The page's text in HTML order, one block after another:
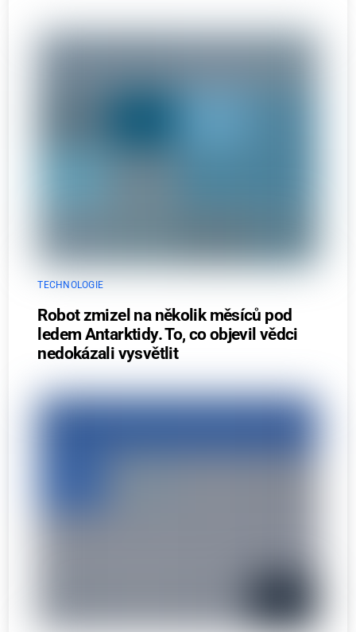
TECHNOLOGIE
Robot zmizel na několik měsíců pod
ledem Antarktidy. To, co objevil vědci
nedokázali vysvětlit